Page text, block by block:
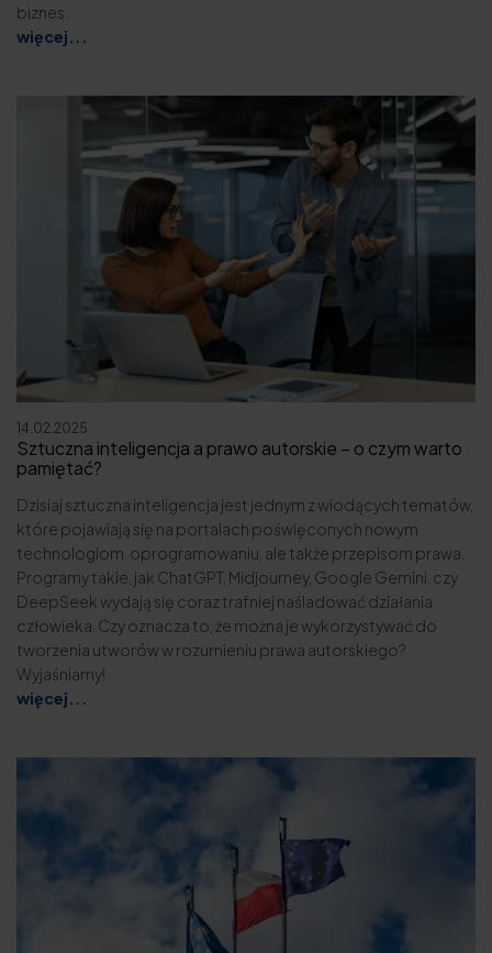
biznes.
więcej...
14.02.2025
Sztuczna inteligencja a prawo autorskie – o czym warto
pamiętać?
Dzisiaj sztuczna inteligencja jest jednym z wiodących tematów,
które pojawiają się na portalach poświęconych nowym
technologiom, oprogramowaniu, ale także przepisom prawa.
Programy takie, jak ChatGPT, Midjourney, Google Gemini, czy
DeepSeek wydają się coraz trafniej naśladować działania
człowieka. Czy oznacza to, że można je wykorzystywać do
tworzenia utworów w rozumieniu prawa autorskiego?
Wyjaśniamy!
więcej...